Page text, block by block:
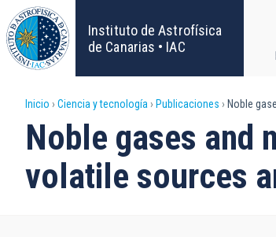
Pasar
al
contenido
principal
Instituto de Astrofísica
de Canarias • IAC
Sobrescribir
enlaces
de
Inicio Ciencia y tecnología Publicaciones Noble
Noble gases and
volatile sources